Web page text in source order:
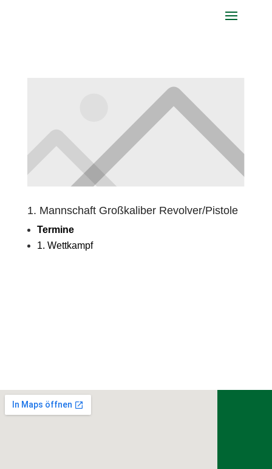
1. Mannschaft Großkaliber Revolver/Pistole
Termine
1. Wettkampf